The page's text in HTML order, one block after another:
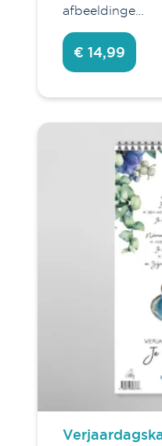
afbeeldinge…
€ 14,99